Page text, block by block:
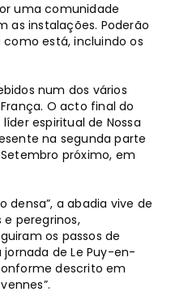
uma comunidade
as instalações. Poderão
está, incluindo os
num dos vários
O acto final do
espiritual de Nossa
na segunda parte
próximo, em
densa”, a abadia vive de
peregrinos,
os passos de
jornada de Le Puy-en-
descrito em